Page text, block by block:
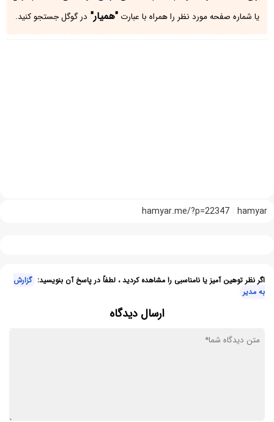
یا شماره صفحه مورد نظر را همراه با عبارت"همیار" در گوگل جستجو کنید.
hamyar
hamyar.me/?p=22347
اگر نظر توهین آمیز یا نامناسبی را مشاهده کردید ، لطفاً در پاسخ آن بنویسید: گزارش
به مدیر
ارسال دیدگاه